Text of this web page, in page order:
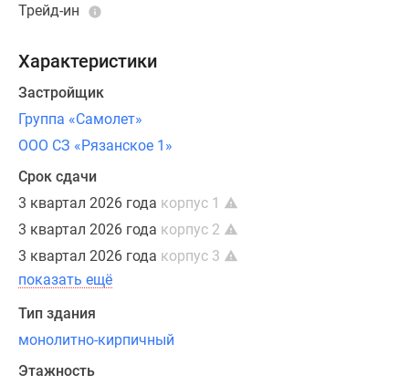
есть
приобретения
комплектов
от
застройщика.
Входные
группы
«Подольских
Кварталов»
расположатся
одном
уровне
с
Трейд-ин
Характеристики
Застройщик
Группа «Самолет»
ООО СЗ «Рязанское 1»
Срок сдачи
3 квартал 2026 года корпус 1
3 квартал 2026 года корпус 2
3 квартал 2026 года корпус 3
показать ещё
Тип здания
монолитно-кирпичный
Этажность